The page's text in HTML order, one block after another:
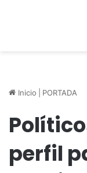
Inicio PORTADA
perfil